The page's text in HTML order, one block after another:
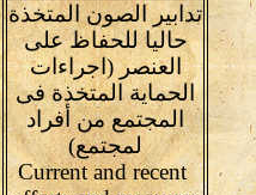
تدابير الصون المتخذة
حاليا للحفاظ على
العنصر (اجراءات
الحماية المتخذة فى
المجتمع من أفراد
لمجتمع)
Current and recent